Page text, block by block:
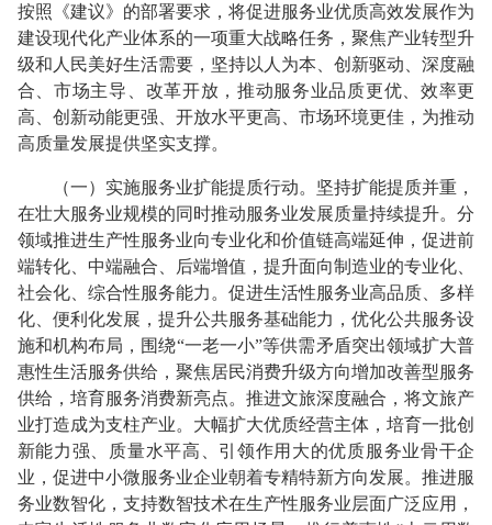
按照《建议》的部署要求，将促进服务业优质高效发展作为
建设现代化产业体系的一项重大战略任务，聚焦产业转型升
级和人民美好生活需要，坚持以人为本、创新驱动、深度融
合、市场主导、改革开放，推动服务业品质更优、效率更
高、创新动能更强、开放水平更高、市场环境更佳，为推动
高质量发展提供坚实支撑。
（一）实施服务业扩能提质行动。坚持扩能提质并重，
在壮大服务业规模的同时推动服务业发展质量持续提升。分
领域推进生产性服务业向专业化和价值链高端延伸，促进前
端转化、中端融合、后端增值，提升面向制造业的专业化、
社会化、综合性服务能力。促进生活性服务业高品质、多样
化、便利化发展，提升公共服务基础能力，优化公共服务设
施和机构布局，围绕“一老一小”等供需矛盾突出领域扩大普
惠性生活服务供给，聚焦居民消费升级方向增加改善型服务
供给，培育服务消费新亮点。推进文旅深度融合，将文旅产
业打造成为支柱产业。大幅扩大优质经营主体，培育一批创
新能力强、质量水平高、引领作用大的优质服务业骨干企
业，促进中小微服务业企业朝着专精特新方向发展。推进服
务业数智化，支持数智技术在生产性服务业层面广泛应用，